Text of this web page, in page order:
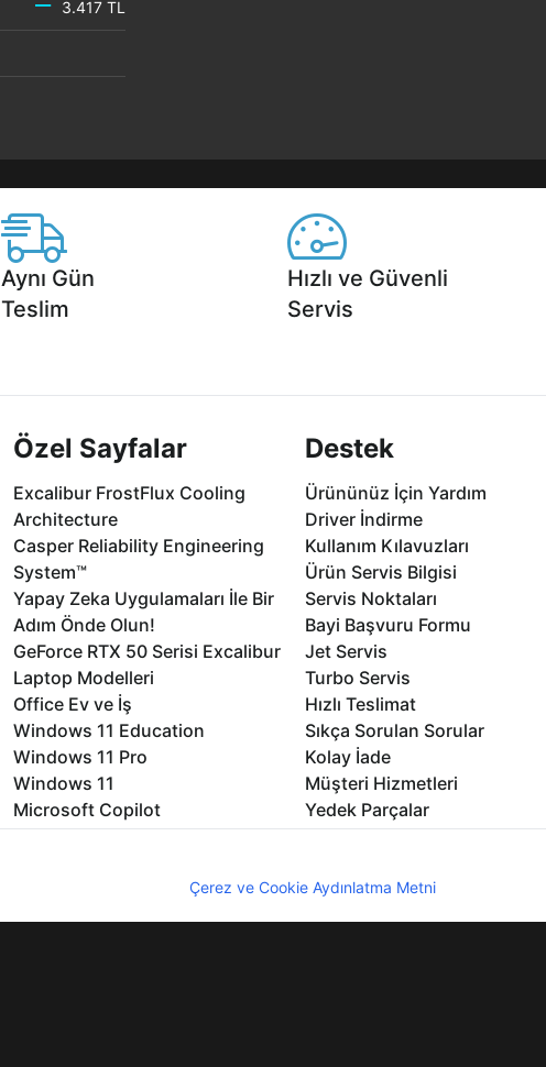
3.417 TL
Aynı Gün
Teslim
Hızlı ve Güvenli
Servis
Özel Sayfalar
Excalibur FrostFlux Cooling
Architecture
Casper Reliability Engineering
System™
Yapay Zeka Uygulamaları İle Bir
Adım Önde Olun!
GeForce RTX 50 Serisi Excalibur
Laptop Modelleri
Office Ev ve İş
Windows 11 Education
Windows 11 Pro
Windows 11
Microsoft Copilot
Excalibur Duvar Kağıtları
Destek
Ürününüz İçin Yardım
Driver İndirme
Kullanım Kılavuzları
Ürün Servis Bilgisi
Servis Noktaları
Bayi Başvuru Formu
Jet Servis
Turbo Servis
Hızlı Teslimat
Sıkça Sorulan Sorular
Kolay İade
Müşteri Hizmetleri
Yedek Parçalar
Logo ve Görseller
Çerez ve Cookie Aydınlatma Metni